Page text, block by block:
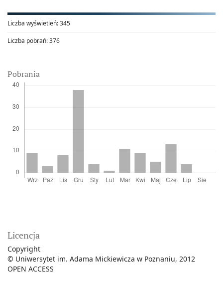
Liczba wyświetleń:345
Liczba pobrań:376
Pobrania
Licencja
Copyright
© Uniwersytet im. Adama Mickiewicza w Poznaniu, 2012
OPEN ACCESS